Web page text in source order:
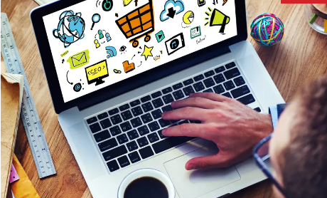
Pokretanje videa...